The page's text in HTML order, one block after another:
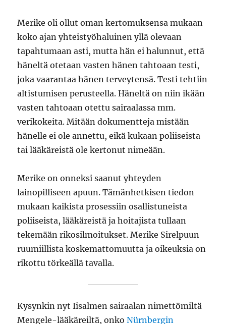
Merike oli ollut oman kertomuksensa mukaan
koko ajan yhteistyöhaluinen yllä olevaan
tapahtumaan asti, mutta hän ei halunnut, että
häneltä otetaan vasten hänen tahtoaan testi,
joka vaarantaa hänen terveytensä. Testi tehtiin
altistumisen perusteella. Häneltä on niin ikään
vasten tahtoaan otettu sairaalassa mm.
verikokeita. Mitään dokumentteja mistään
hänelle ei ole annettu, eikä kukaan poliiseista
tai lääkäreistä ole kertonut nimeään.
Merike on onneksi saanut yhteyden
lainopilliseen apuun. Tämänhetkisen tiedon
mukaan kaikista prosessiin osallistuneista
poliiseista, lääkäreistä ja hoitajista tullaan
tekemään rikosilmoitukset. Merike Sirelpuun
ruumiillista koskemattomuutta ja oikeuksia on
rikottu törkeällä tavalla.
Kysynkin nyt Iisalmen sairaalan nimettömiltä
Mengele-lääkäreiltä, onkoNürnbergin